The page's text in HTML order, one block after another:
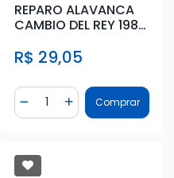
REPARO ALAVANCA
CAMBIO DEL REY 1989
R$ 29,05
Diminuir Quantidade
Quantidade
AdicionarComprar